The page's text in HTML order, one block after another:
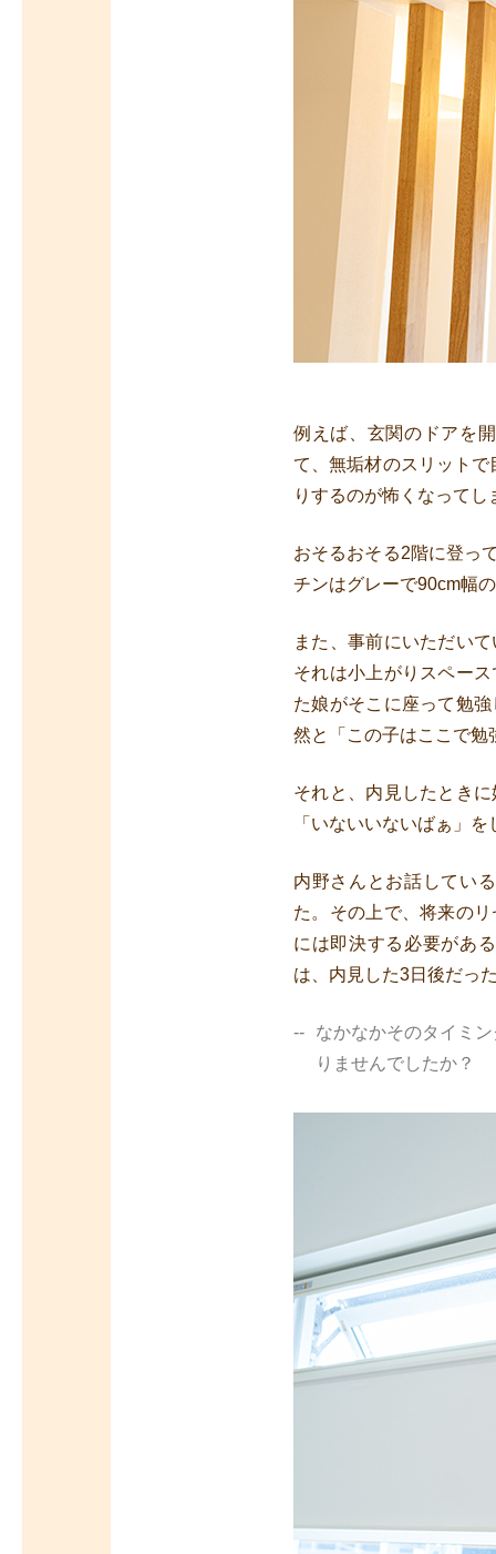
例えば、玄関のドアを
て、無垢材のスリット
りするのが怖くなって
おそるおそる2階に登っ
チンはグレーで90cm幅
また、事前にいただい
それは小上がりスペー
た娘がそこに座って勉
然と「この子はここで勉
それと、内見したとき
「いないいないばぁ」
内野さんとお話してい
た。その上で、将来の
には即決する必要があ
は、内見した3日後だっ
なかなかそのタイミ
りませんでしたか？